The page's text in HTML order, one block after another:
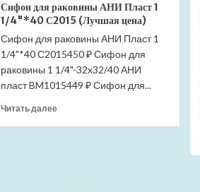
RAV
Yukon
YUA0102CMAT
двойной
(Лучшая
Сифон для раковины АНИ Пласт 1
1/4"*40 С2015 (Лучшая цена)
Сифон для раковины АНИ Пласт 1
1/4"*40 С2015450 ₽ Сифон для
раковины 1 1/4"-32x32/40 АНИ
пласт BM1015449 ₽ Сифон для...
Читать далееПрочитать